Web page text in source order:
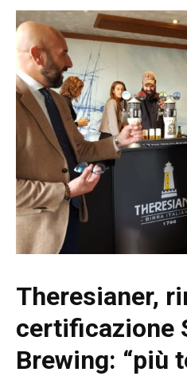
Theresianer,
certificazione
Brewing: “più